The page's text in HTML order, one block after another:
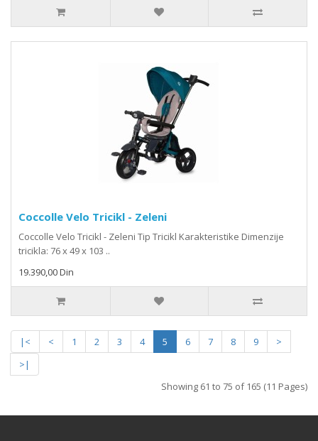
Coccolle Velo Tricikl - Zeleni
Coccolle Velo Tricikl - Zeleni Tip Tricikl Karakteristike Dimenzije
tricikla: 76 x 49 x 103 ..
19.390,00 Din
|< < 1 2 3 4 5 6 7 8 9
>
>|
Showing 61 to 75 of 165 (11 Pages)